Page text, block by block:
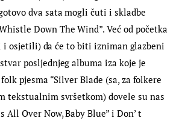
dva sata mogli čuti i skladbe
Down The Wind”. Već od početka
osjetili) da će to biti izniman glazbeni
posljednjeg albuma iza koje je
pjesma “Silver Blade (sa, za folkere
tekstualnim svršetkom) dovele su nas
All Over Now, Baby Blue” i Don’ t